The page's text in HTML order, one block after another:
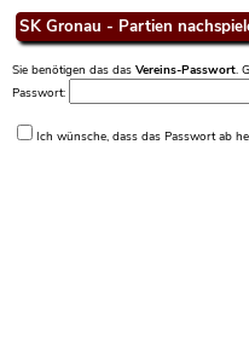
SK Gronau - Partien
Sie benötigen das das Vereins-Passwort.
Passwort:
Ich wünsche, dass das Passwort ab